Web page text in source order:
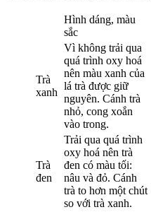
Hình dáng, màu
sắc
Trà
xanh
Vì không trải qua
quá trình oxy hoá
nên màu xanh của
lá trà được giữ
nguyên. Cánh trà
nhỏ, cong xoắn
vào trong.
Trà
đen
Trải qua quá trình
oxy hoá nên trà
đen có màu tối:
nâu và đỏ. Cánh
trà to hơn một chút
so với trà xanh.